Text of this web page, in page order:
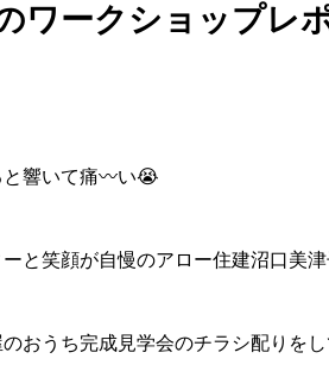
ワークショップレ
響いて痛〰️い😭
と笑顔が自慢のアロー住建沼口美津
おうち完成見学会のチラシ配りをし